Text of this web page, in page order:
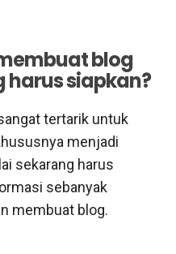
blog
harus siapkan?
tertarik untuk
menjadi
sekarang harus
sebanyak
membuat blog.